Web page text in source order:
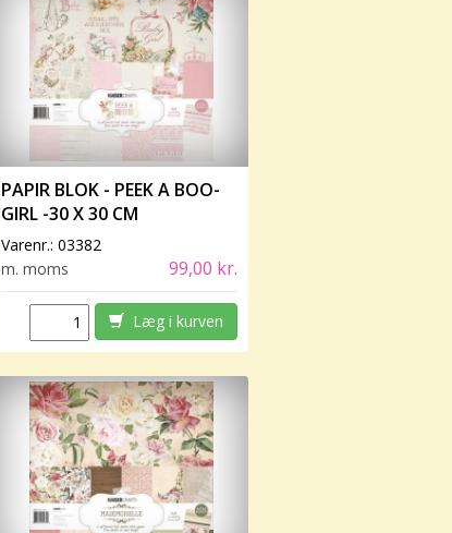
PAPIR BLOK - PEEK A BOO-
GIRL -30 X 30 CM
Varenr.:03382
m. moms
99,00 kr.
Læg i kurven